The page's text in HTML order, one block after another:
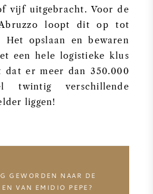
vijf uitgebracht. Voor de
loopt dit op tot
opslaan en bewaren
een hele logistieke klus
er meer dan 350.000
twintig verschillende
liggen!
GEWORDEN NAAR DE
VAN EMIDIO PEPE?